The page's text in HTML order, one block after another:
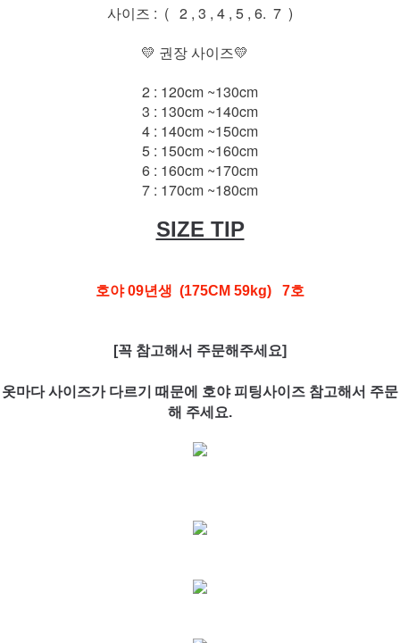
사이즈 : ( 2 , 3 , 4 , 5 , 6. 7 )
💛 권장 사이즈💛
2 : 120cm ~130cm
3 : 130cm ~140cm
4 : 140cm ~150cm
5 : 150cm ~160cm
6 : 160cm ~170cm
7 : 170cm ~180cm
SIZE TIP
호야 09년생 (175CM 59kg) 7호
[꼭 참고해서 주문해주세요]
옷마다 사이즈가 다르기 때문에 호야 피팅사이즈 참고해서 주문
해 주세요.